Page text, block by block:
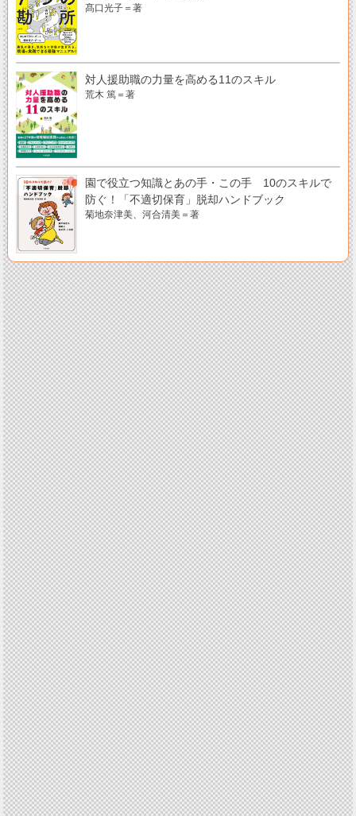
髙口光子＝著
対人援助職の力量を高める11のスキル
荒木 篤＝著
園で役立つ知識とあの手・この手 10のスキルで
防ぐ！「不適切保育」脱却ハンドブック
菊地奈津美、河合清美＝著